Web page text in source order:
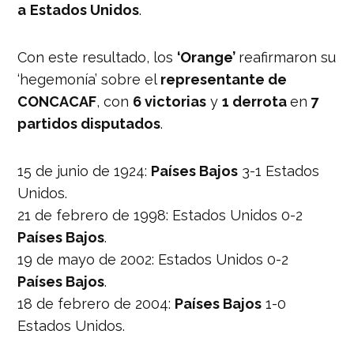
a Estados Unidos.
Con este resultado, los ‘Orange’ reafirmaron su
‘hegemonía’ sobre el representante de
CONCACAF, con 6 victorias y1 derrotaen 7
partidos disputados.
15 de junio de 1924: Países Bajos 3-1 Estados
Unidos.
21 de febrero de 1998: Estados Unidos 0-2
Países Bajos.
19 de mayo de 2002: Estados Unidos 0-2
Países Bajos.
18 de febrero de 2004: Países Bajos 1-0
Estados Unidos.